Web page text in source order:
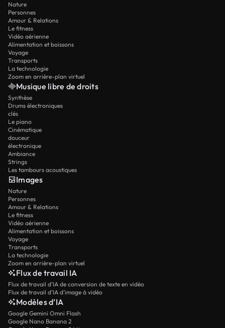
Nature
Personnes
Amour & Relations
Le fitness
Vidéo aérienne
Alimentation et boissons
Voyage
Transports
La technologie
Zoom en arrière-plan virtuel
Musique libre de droits
Synthèse
Drums électroniques
clés
Le piano
Cinématique
douceur
électronique
Ambiance
Strings
Les tambours acoustiques
Images
Nature
Personnes
Amour & Relations
Le fitness
Vidéo aérienne
Alimentation et boissons
Voyage
Transports
La technologie
Zoom en arrière-plan virtuel
Flux de travail IA
Flux de travail d’IA de conversion de texte en vidéo
Flux de travail d’IA d’image à vidéo
Modèles d’IA
Google Gemini Omni Flash
Google Nano Banana 2